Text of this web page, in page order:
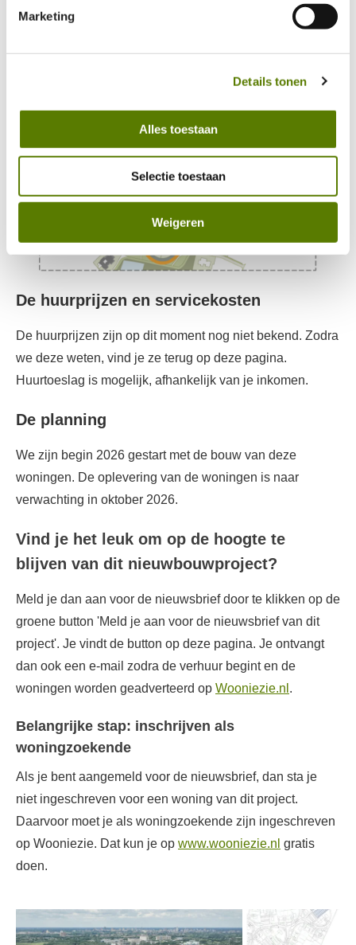
https://www.mijn-thuis.nl/kennisbank/privacybeleid/
persoonsgegevens omgaan.
Marketing
Details tonen
Alles toestaan
Selectie toestaan
Weigeren
huurwoningen van ons.
De huurprijzen en servicekosten
De huurprijzen zijn op dit moment nog niet bekend. Zodra
we deze weten, vind je ze terug op deze pagina.
Huurtoeslag is mogelijk, afhankelijk van je inkomen.
De planning
We zijn begin 2026 gestart met de bouw van deze
woningen. De oplevering van de woningen is naar
verwachting in oktober 2026.
Vind je het leuk om op de hoogte te
blijven van dit nieuwbouwproject?
Meld je dan aan voor de nieuwsbrief door te klikken op de
groene button 'Meld je aan voor de nieuwsbrief van dit
project'. Je vindt de button op deze pagina. Je ontvangt
dan ook een e-mail zodra de verhuur begint en de
woningen worden geadverteerd op Wooniezie.nl .
Belangrijke stap: inschrijven als
woningzoekende
Als je bent aangemeld voor de nieuwsbrief, dan sta je
niet ingeschreven voor een woning van dit project.
Daarvoor moet je als woningzoekende zijn ingeschreven
op Wooniezie. Dat kun je op www.wooniezie.nl gratis
doen.